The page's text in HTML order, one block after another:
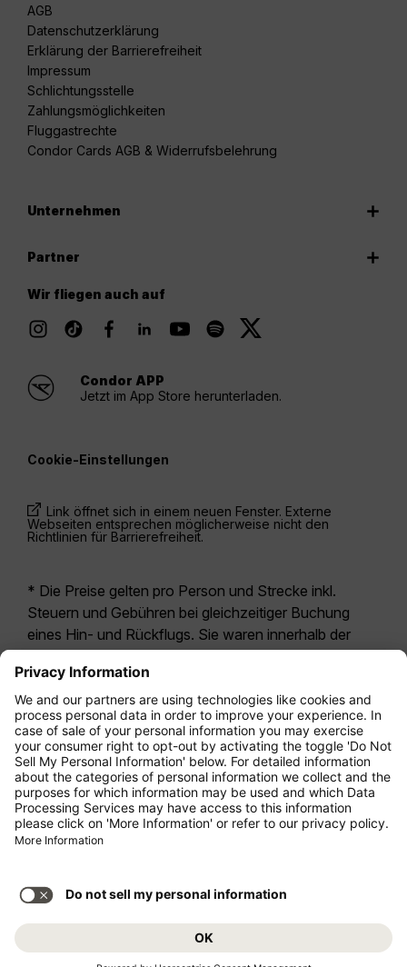
AGB
Datenschutzerklärung
Erklärung der Barrierefreiheit
Impressum
Schlichtungsstelle
Zahlungsmöglichkeiten
Fluggastrechte
Condor Cards AGB & Widerrufsbelehrung
Unternehmen
Partner
Wir fliegen auch auf
Condor APP
Jetzt im App Store herunterladen.
Cookie-Einstellungen
Link öffnet sich in einem neuen Fenster. Externe
Webseiten entsprechen möglicherweise nicht den
Richtlinien für Barrierefreiheit.
* Die Preise gelten pro Person und Strecke inkl.
Steuern und Gebühren bei gleichzeitiger Buchung
eines Hin- und Rückflugs. Sie waren innerhalb der
möglicherweise nicht mehr aktuell. Bei den für die
Economy Class angegebenen Tarifen handelt es
sich i.d.R. um Economy Zero, unsere restriktivste
Tarifoption. Es können hierfür zusätzliche Gebühren
fürAufgabegepäck oder für andere optionale
Leistungen anfallen. Es gelten dieAllgemeinen
Geschäftsbedingungen .